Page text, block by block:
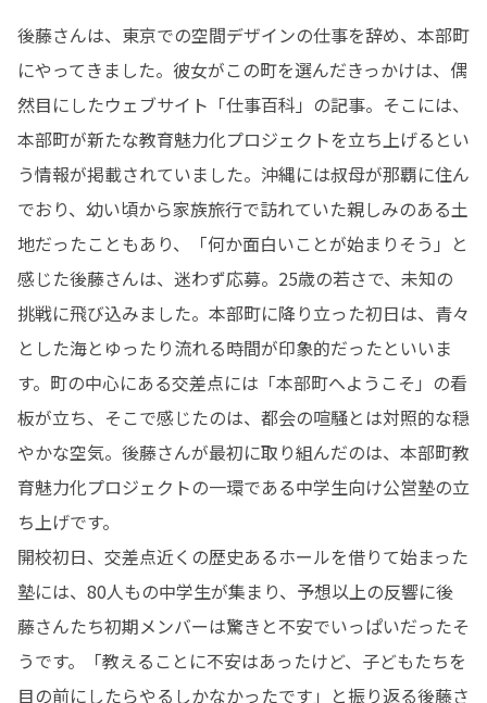
後藤さんは、東京での空間デザインの仕事を辞め、本部町
にやってきました。彼女がこの町を選んだきっかけは、偶
然目にしたウェブサイト「仕事百科」の記事。そこには、
本部町が新たな教育魅力化プロジェクトを立ち上げるとい
う情報が掲載されていました。沖縄には叔母が那覇に住ん
でおり、幼い頃から家族旅行で訪れていた親しみのある土
地だったこともあり、「何か面白いことが始まりそう」と
感じた後藤さんは、迷わず応募。25歳の若さで、未知の
挑戦に飛び込みました。本部町に降り立った初日は、青々
とした海とゆったり流れる時間が印象的だったといいま
す。町の中心にある交差点には「本部町へようこそ」の看
板が立ち、そこで感じたのは、都会の喧騒とは対照的な穏
やかな空気。後藤さんが最初に取り組んだのは、本部町教
育魅力化プロジェクトの一環である中学生向け公営塾の立
ち上げです。
開校初日、交差点近くの歴史あるホールを借りて始まった
塾には、80人もの中学生が集まり、予想以上の反響に後
藤さんたち初期メンバーは驚きと不安でいっぱいだったそ
うです。「教えることに不安はあったけど、子どもたちを
目の前にしたらやるしかなかったです」と振り返る後藤さ